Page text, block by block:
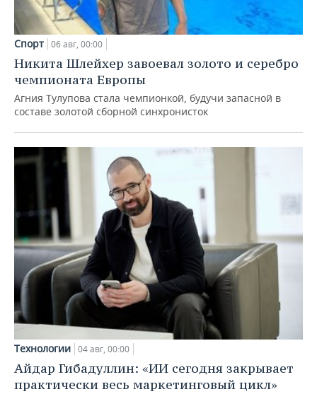
Спорт 06 авг, 00:00
Никита Шлейхер завоевал золото и серебро
чемпионата Европы
Агния Тулупова стала чемпионкой, будучи запасной в
составе золотой сборной синхронисток
Технологии 04 авг, 00:00
Айдар Гибадуллин: «ИИ сегодня закрывает
практически весь маркетинговый цикл»